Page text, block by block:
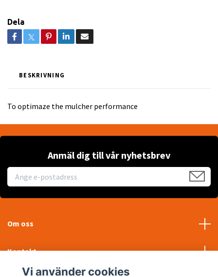
Dela
BESKRIVNING
To optimaze the mulcher performance
Anmäl dig till vår nyhetsbrev
Om oss
Kontakt
Vi använder cookies